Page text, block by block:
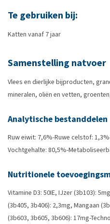
Te gebruiken bij:
Katten vanaf 7 jaar
Samenstelling natvoer
Vlees en dierlijke bijproducten,
mineralen, oliën en vetten,
Analytische bestanddelen
Ruw eiwit: 7,6%-Ruwe celstof:
Vochtgehalte: 80,5%-
Nutritionele
Vitamine D3: 50IE, IJzer (3b103):
(3b405, 3b406): 2,3mg, Mangaan
(3b603, 3b605, 3b606): 17mg-